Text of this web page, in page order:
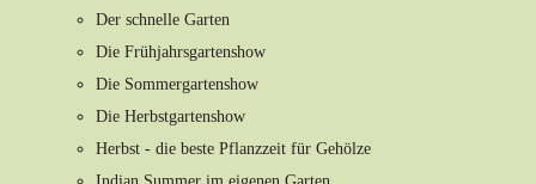
Der schnelle Garten
Die Frühjahrsgartenshow
Die Sommergartenshow
Die Herbstgartenshow
Herbst - die beste Pflanzzeit für Gehölze